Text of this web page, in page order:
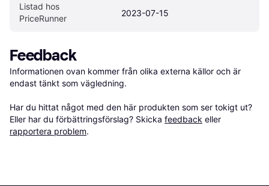
Listad hos
PriceRunner
2023-07-15
Feedback
Informationen ovan kommer från olika externa källor och är
endast tänkt som vägledning.
Har du hittat något med den här produkten som ser tokigt ut?
Eller har du förbättringsförslag? Skicka feedback eller
rapportera problem.